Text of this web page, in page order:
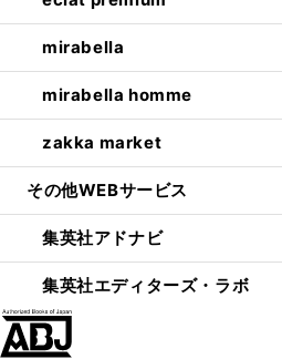
mirabella
mirabella homme
zakka market
その他WEBサービス
集英社アドナビ
集英社エディターズ・ラボ